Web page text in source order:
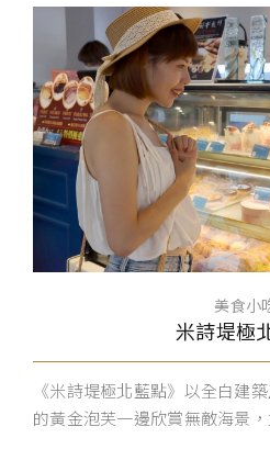
美食小
米詩堤極
《米詩堤極北藍點》以全白建
的黃金泡芙一邊欣賞無敵海景